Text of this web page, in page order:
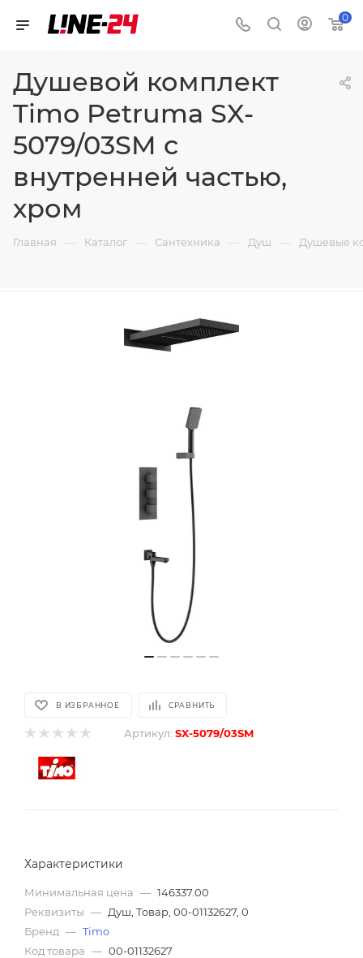
0
Душевой комплект
Timo Petruma SX-
5079/03SM с
внутренней частью,
хром
Главная — Каталог — Сантехника — Душ — Душевые
В ИЗБРАННОЕ СРАВНИТЬ
Артикул: SX-5079/03SM
Характеристики
Минимальная цена — 146337.00
Реквизиты — Душ, Товар, 00-01132627, 0
Бренд — Timo
Код товара — 00-01132627